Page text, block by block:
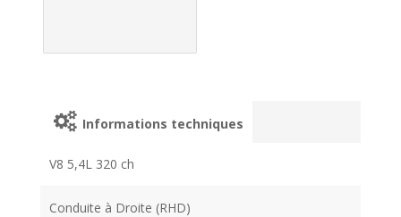
Informations techniques
V8 5,4L 320 ch
Conduite à Droite (RHD)